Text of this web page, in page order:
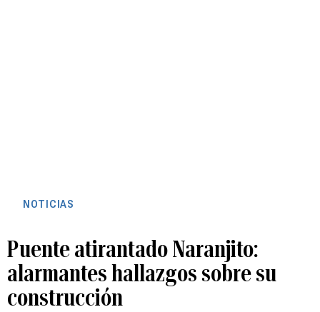
NOTICIAS
Puente atirantado Naranjito:
alarmantes hallazgos sobre su
construcción